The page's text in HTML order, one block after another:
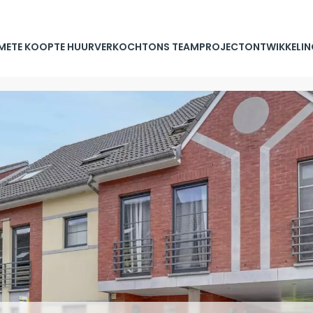
TE KOOPTE HUURVERKOCHTONS TEAM